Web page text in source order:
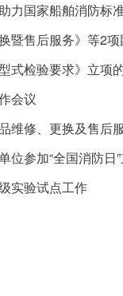
力国家船舶消防标
式检验要求》立项
会议
实验试点工作